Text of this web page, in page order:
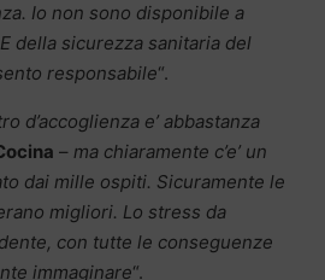
Io non sono disponibile a
della sicurezza sanitaria del
responsabile“.
d’accoglienza e’ abbastanza
– ma chiaramente c’e’ un
dai mille ospiti. Sicuramente le
migliori. Lo stress da
con tutte le conseguenze
immaginare“.